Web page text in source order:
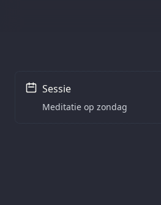
Sessie
Meditatie op zondag